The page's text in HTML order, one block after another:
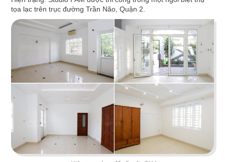
SPA HOA HƯỚNG DƯƠNG
Thiết kế theo phong cách Mid-century modern vớ
gam màu hồng ấm làm bật lên vẻ đẹp thanh lịch
và trang nhã
Chi tiết
tọa lạc trên trục đường Trần Não, Quận 2.